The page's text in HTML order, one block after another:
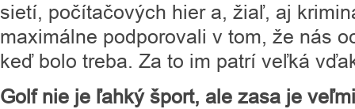
sietí, počítačových hier a, žiaľ, aj
maximálne podporovali v tom, že nás
keď bolo treba. Za to im patrí veľká
Golf nie je ľahký šport, ale zasa je